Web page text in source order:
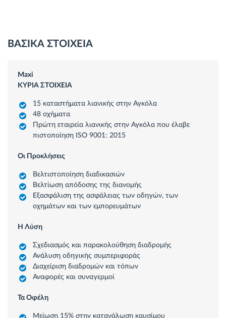
ΒΑΣΙΚΑ ΣΤΟΙΧΕΙΑ
Maxi
ΚΥΡΙΑ ΣΤΟΙΧΕΙΑ
15 καταστήματα λιανικής στην Αγκόλα
48 οχήματα
Πρώτη εταιρεία λιανικής στην Αγκόλα που έλαβε
πιστοποίηση ISO 9001: 2015
Οι Προκλήσεις
Βελτιστοποίηση διαδικασιών
Βελτίωση απόδοσης της διανομής
Εξασφάλιση της ασφάλειας των οδηγών, των
οχημάτων και των εμπορευμάτων
Η Λύση
Σχεδιασμός και παρακολούθηση διαδρομής
Ανάλυση οδηγικής συμπεριφοράς
Διαχείριση διαδρομών και τόπων
Αναφορές και συναγερμοί
Τα Οφέλη
Μείωση 15% στην κατανάλωση καυσίμου